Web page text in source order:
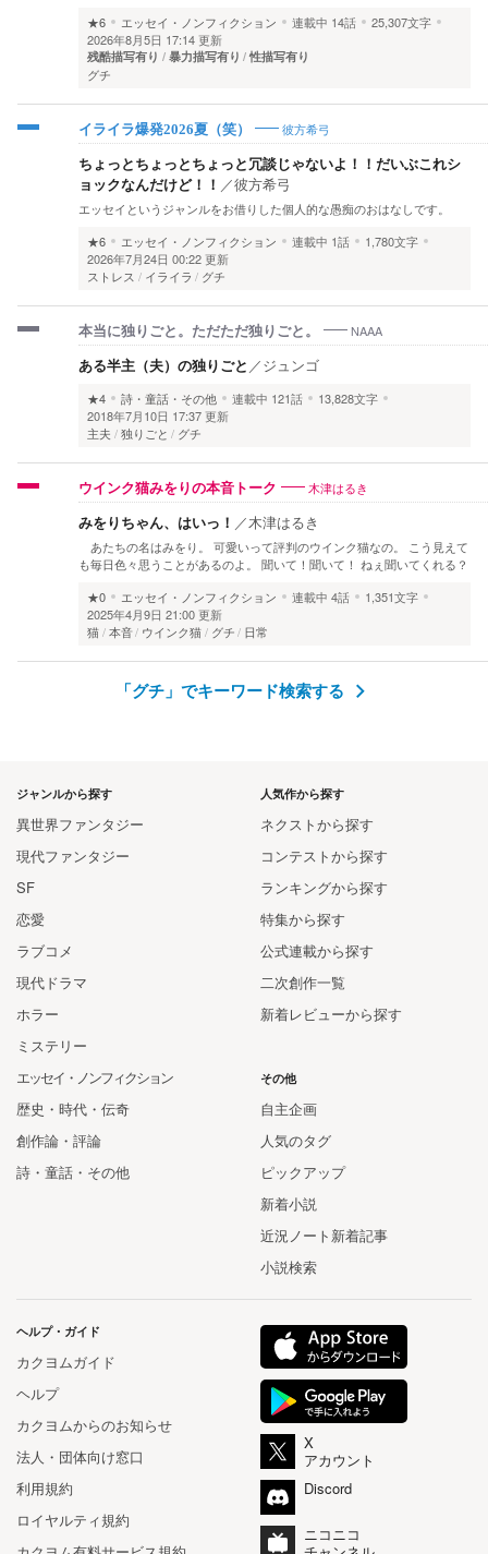
★6
エッセイ・ノンフィクション 連載中 14話
25,307文字
2026年8月5日 17:14 更新
残酷描写有り 暴力描写有り 性描写有り
グチ
イライラ爆発2026夏（笑） 彼方希弓
ちょっとちょっとちょっと冗談じゃないよ！！だいぶこれシ
ョックなんだけど！！ ／彼方希弓
エッセイというジャンルをお借りした個人的な愚痴のおはなしです。
★6
エッセイ・ノンフィクション 連載中 1話
1,780文字
2026年7月24日 00:22 更新
ストレス
イライラ グチ
本当に独りごと。ただただ独りごと。 NAAA
ある半主（夫）の独りごと ／ジュンゴ
★4 詩・童話・その他 連載中 121話
13,828文字
2018年7月10日 17:37 更新
主夫
独りごと グチ
ウインク猫みをりの本音トーク 木津はるき
みをりちゃん、はいっ！ ／木津はるき
あたちの名はみをり。 可愛いって評判のウインク猫なの。 こう見えて
も毎日色々思うことがあるのよ。 聞いて！聞いて！ ねぇ聞いてくれる？
★0
エッセイ・ノンフィクション 連載中 4話
1,351文字
2025年4月9日 21:00 更新
猫 本音 ウインク猫 グチ 日常
「グチ」でキーワード検索する
人気作から探す
ネクストから探す
コンテストから探す
ランキングから探す
特集から探す
公式連載から探す
二次創作一覧
新着レビューから探す
ジャンルから探す
異世界ファンタジー
現代ファンタジー
SF
恋愛
ラブコメ
現代ドラマ
ホラー
ミステリー
エッセイ・ノンフィクション
歴史・時代・伝奇
創作論・評論
詩・童話・その他
その他
自主企画
人気のタグ
ピックアップ
新着小説
近況ノート新着記事
小説検索
ヘルプ・ガイド
カクヨムガイド
ヘルプ
カクヨムからのお知らせ
法人・団体向け窓口
利用規約
ロイヤルティ規約
X
アカウント
Discord
ニコニコ